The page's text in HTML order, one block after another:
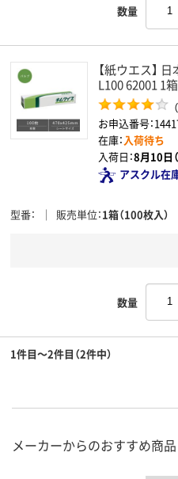
数量
【紙ウエス】
L100 62001 1箱
お申込番号：
在庫：入荷待ち
入荷日：8月10日
アスクル在
型番 販売単位 1箱（100枚入）
数量
1件目～2件目（2件中）
メーカーからのおすすめ商品